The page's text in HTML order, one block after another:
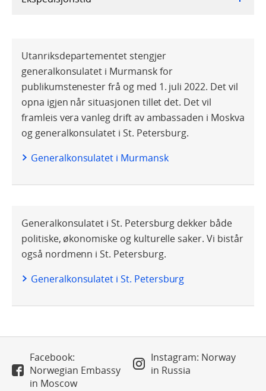
Utanriksdepartementet stengjer
generalkonsulatet i Murmansk for
publikumstenester frå og med 1. juli 2022. Det vil
opna igjen når situasjonen tillet det. Det vil
framleis vera vanleg drift av ambassaden i Moskva
og generalkonsulatet i St. Petersburg.
Generalkonsulatet i Murmansk
Generalkonsulatet i St. Petersburg dekker både
politiske, økonomiske og kulturelle saker. Vi bistår
også nordmenn i St. Petersburg.
Generalkonsulatet i St. Petersburg
Facebook:
Norwegian Embassy
in Moscow
Instagram: Norway
in Russia